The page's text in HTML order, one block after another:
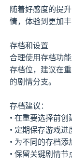
随着好感度的提
情，体验到更加丰
存档和设置
合理使用存档功
存档位，建议在
的剧情分支。
存档建议：
• 在重要选择前创
• 定期保存游戏进
• 为不同的存档添
• 保留关键剧情节